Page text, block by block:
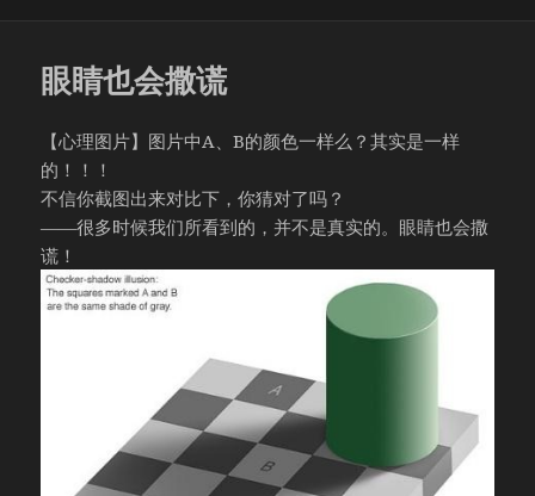
眼睛也会撒谎
【心理图片】图片中A、B的颜色一样么？其实是一样
的！！！
不信你截图出来对比下，你猜对了吗？
——很多时候我们所看到的，并不是真实的。眼睛也会撒
谎！